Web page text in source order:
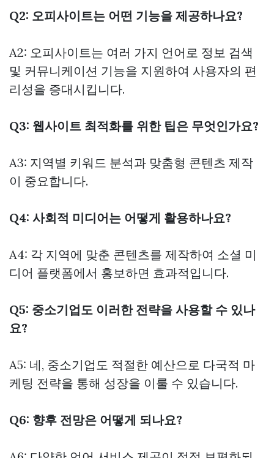
Q2: 오피사이트는 어떤 기능을 제공하나요?
A2: 오피사이트는 여러 가지 언어로 정보 검색
및 커뮤니케이션 기능을 지원하여 사용자의 편
리성을 증대시킵니다.
Q3: 웹사이트 최적화를 위한 팁은 무엇인가요?
A3: 지역별 키워드 분석과 맞춤형 콘텐츠 제작
이 중요합니다.
Q4: 사회적 미디어는 어떻게 활용하나요?
A4: 각 지역에 맞춘 콘텐츠를 제작하여 소셜 미
디어 플랫폼에서 홍보하면 효과적입니다.
Q5: 중소기업도 이러한 전략을 사용할 수 있나
요?
A5: 네, 중소기업도 적절한 예산으로 다국적 마
케팅 전략을 통해 성장을 이룰 수 있습니다.
Q6: 향후 전망은 어떻게 되나요?